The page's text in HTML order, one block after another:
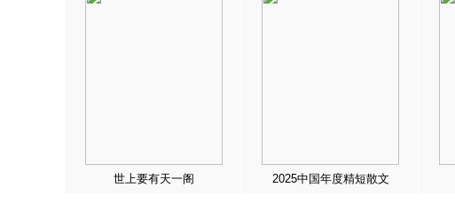
世上要有天一阁 2025中国年度精短散文